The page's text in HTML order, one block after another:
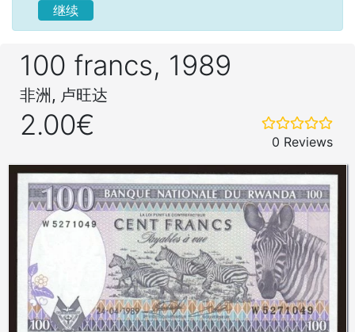
继续
100 francs, 1989
非洲, 卢旺达
2.00€
0 Reviews